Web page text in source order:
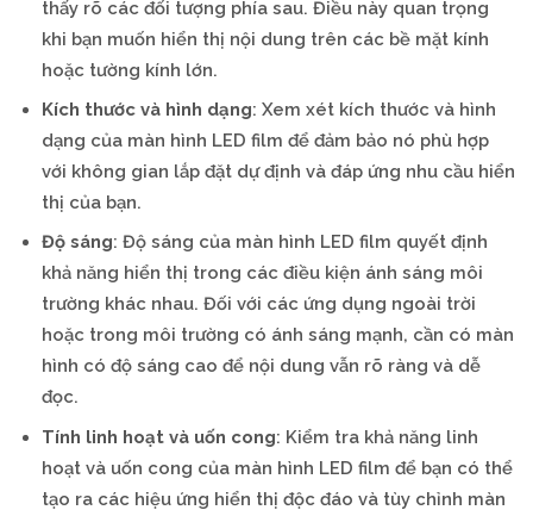
thấy rõ các đối tượng phía sau. Điều này quan trọng
khi bạn muốn hiển thị nội dung trên các bề mặt kính
hoặc tường kính lớn.
Kích thước và hình dạng: Xem xét kích thước và hình
dạng của màn hình LED film để đảm bảo nó phù hợp
với không gian lắp đặt dự định và đáp ứng nhu cầu hiển
thị của bạn.
Độ sáng: Độ sáng của màn hình LED film quyết định
khả năng hiển thị trong các điều kiện ánh sáng môi
trường khác nhau. Đối với các ứng dụng ngoài trời
hoặc trong môi trường có ánh sáng mạnh, cần có màn
hình có độ sáng cao để nội dung vẫn rõ ràng và dễ
đọc.
Tính linh hoạt và uốn cong: Kiểm tra khả năng linh
hoạt và uốn cong của màn hình LED film để bạn có thể
tạo ra các hiệu ứng hiển thị độc đáo và tùy chỉnh màn